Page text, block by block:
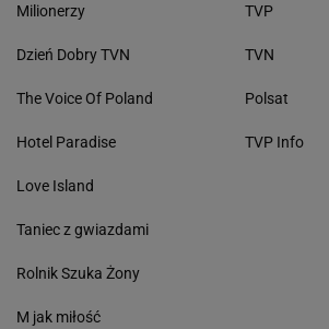
Milionerzy
Dzień Dobry TVN
The Voice Of Poland
Hotel Paradise
Love Island
Taniec z gwiazdami
Rolnik Szuka Żony
M jak miłość
TVP
TVN
Polsat
TVP Info